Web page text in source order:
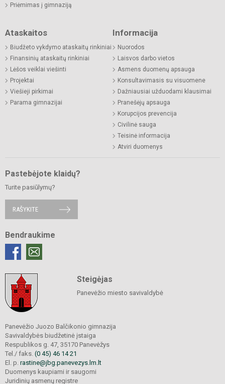
Priėmimas į gimnaziją
Ataskaitos
Biudžeto vykdymo ataskaitų rinkiniai
Finansinių ataskaitų rinkiniai
Lėšos veiklai viešinti
Projektai
Viešieji pirkimai
Parama gimnazijai
Informacija
Nuorodos
Laisvos darbo vietos
Asmens duomenų apsauga
Konsultavimasis su visuomene
Dažniausiai užduodami klausimai
Pranešėjų apsauga
Korupcijos prevencija
Civilinė sauga
Teisinė informacija
Atviri duomenys
Pastebėjote klaidų?
Turite pasiūlymų?
RAŠYKITE
Bendraukime
Steigėjas
Panevėžio miesto savivaldybė
Panevėžio Juozo Balčikonio gimnazija
Savivaldybės biudžetinė įstaiga
Respublikos g. 47, 35170 Panevėžys
Tel./ faks. (0 45) 46 14 21
El. p. rastine@jbg.panevezys.lm.lt
Duomenys kaupiami ir saugomi
Juridinių asmenų registre